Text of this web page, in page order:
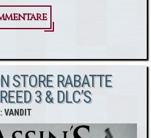
STORE RABATTE
3 & DLC’S
VANDIT